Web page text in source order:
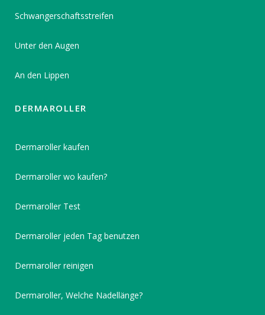
Schwangerschaftsstreifen
Unter den Augen
An den Lippen
DERMAROLLER
Dermaroller kaufen
Dermaroller wo kaufen?
Dermaroller Test
Dermaroller jeden Tag benutzen
Dermaroller reinigen
Dermaroller, Welche Nadellänge?